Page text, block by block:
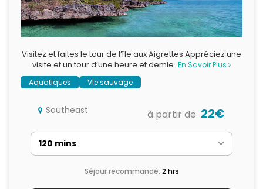
Visitez et faites le tour de l’île aux Aigrettes Appréciez une
visite et un tour d’une heure et demie…En Savoir Plus
Aquatiques
Vie sauvage
Southeast à partir de 22€
Séjour recommandé: 2 hrs